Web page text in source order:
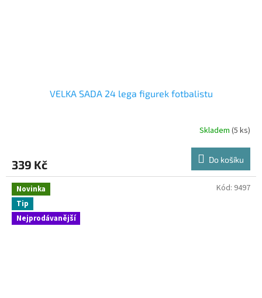
VELKA SADA 24 lega figurek fotbalistu
Skladem (5 ks)
339 Kč Do košíku
Novinka
Tip
Nejprodávanější
Kód: 9497